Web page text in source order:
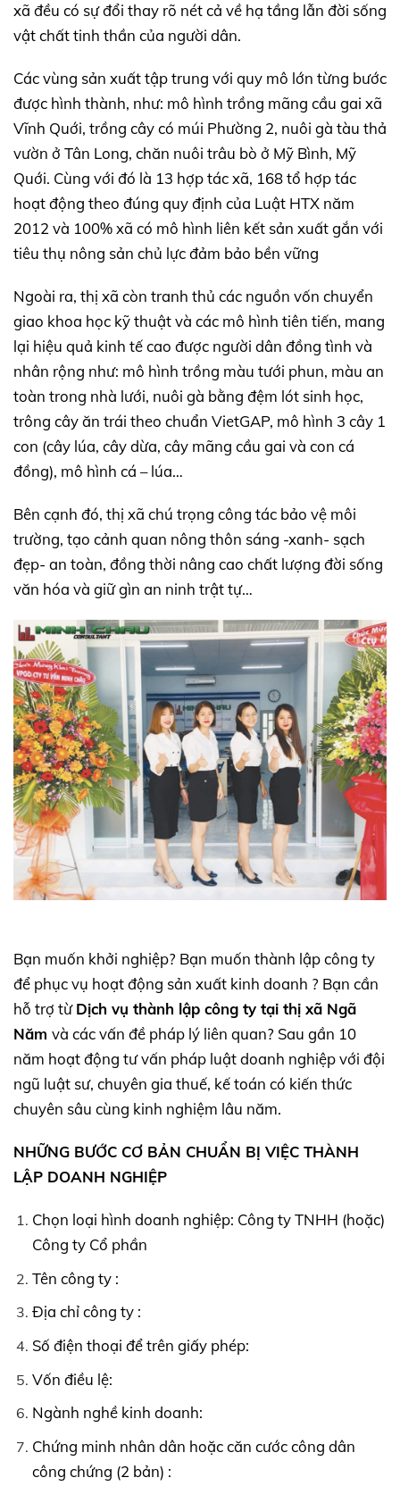
xã đều có sự đổi thay rõ nét cả về hạ tầng lẫn đời sống
vật chất tinh thần của người dân.
Các vùng sản xuất tập trung với quy mô lớn từng bước
được hình thành, như: mô hình trồng mãng cầu gai xã
Vĩnh Quới, trồng cây có múi Phường 2, nuôi gà tàu thả
vườn ở Tân Long, chăn nuôi trâu bò ở Mỹ Bình, Mỹ
Quới. Cùng với đó là 13 hợp tác xã, 168 tổ hợp tác
hoạt động theo đúng quy định của Luật HTX năm
2012 và 100% xã có mô hình liên kết sản xuất gắn với
tiêu thụ nông sản chủ lực đảm bảo bền vững
Ngoài ra, thị xã còn tranh thủ các nguồn vốn chuyển
giao khoa học kỹ thuật và các mô hình tiên tiến, mang
lại hiệu quả kinh tế cao được người dân đồng tình và
nhân rộng như: mô hình trồng màu tưới phun, màu an
toàn trong nhà lưới, nuôi gà bằng đệm lót sinh học,
trông cây ăn trái theo chuẩn VietGAP, mô hình 3 cây 1
con (cây lúa, cây dừa, cây mãng cầu gai và con cá
đồng), mô hình cá – lúa…
Bên cạnh đó, thị xã chú trọng công tác bảo vệ môi
trường, tạo cảnh quan nông thôn sáng -xanh- sạch
đẹp- an toàn, đồng thời nâng cao chất lượng đời sống
văn hóa và giữ gìn an ninh trật tự…
Bạn muốn khởi nghiệp? Bạn muốn thành lập công ty
để phục vụ hoạt động sản xuất kinh doanh ? Bạn cần
hỗ trợ từDịch vụ thành lập công ty tại thị xã Ngã
Năm và các vấn đề pháp lý liên quan? Sau gần 10
năm hoạt động tư vấn pháp luật doanh nghiệp với đội
ngũ luật sư, chuyên gia thuế, kế toán có kiến thức
chuyên sâu cùng kinh nghiệm lâu năm.
NHỮNG BƯỚC CƠ BẢN CHUẨN BỊ VIỆC THÀNH
LẬP DOANH NGHIỆP
Chọn loại hình doanh nghiệp: Công ty TNHH (hoặc)
Công ty Cổ phần
Tên công ty :
Địa chỉ công ty :
Số điện thoại để trên giấy phép:
Vốn điều lệ:
Ngành nghề kinh doanh:
Chứng minh nhân dân hoặc căn cước công dân
công chứng (2 bản) :